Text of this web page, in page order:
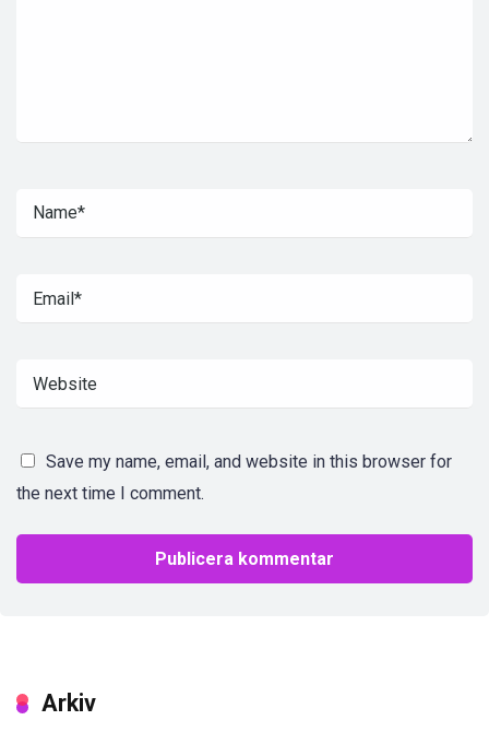
Save my name, email, and website in this browser for
the next time I comment.
Arkiv